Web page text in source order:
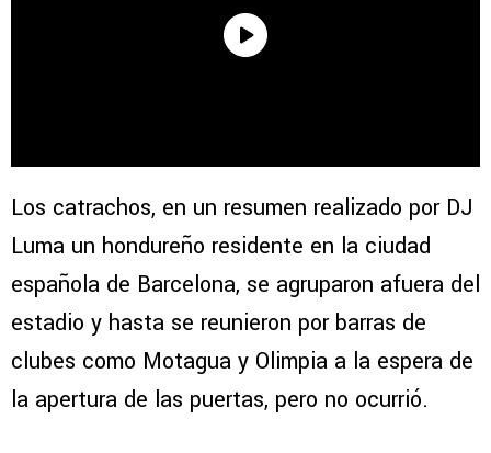
Los catrachos, en un resumen realizado por DJ
Luma un hondureño residente en la ciudad
española de Barcelona, se agruparon afuera del
estadio y hasta se reunieron por barras de
clubes como Motagua y Olimpia a la espera de
la apertura de las puertas, pero no ocurrió.